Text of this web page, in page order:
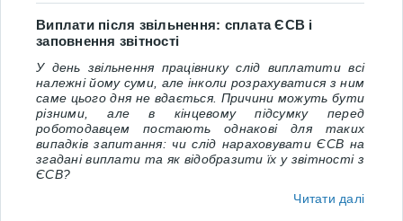
Виплати після звільнення: сплата ЄСВ і
заповнення звітності
У день звільнення працівнику слід виплатити всі
належні йому суми, але інколи розрахуватися з ним
саме цього дня не вдається. Причини можуть бути
різними, але в кінцевому підсумку перед
роботодавцем постають однакові для таких
випадків запитання: чи слід нараховувати ЄСВ на
згадані виплати та як відобразити їх у звітності з
ЄСВ?
Читати далі